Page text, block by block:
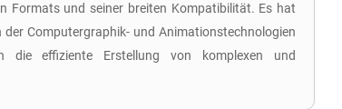
Formats und seiner breiten Kompatibilität. Es hat
Computergraphik- und Animationstechnologien
die effiziente Erstellung von komplexen und